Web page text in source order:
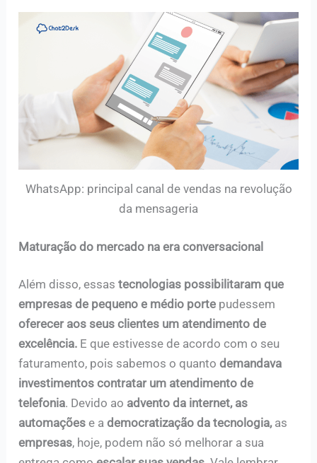
WhatsApp: principal canal de vendas na revolução
da mensageria
Maturação do mercado na era conversacional
Além disso, essastecnologias possibilitaram que
empresas de pequeno e médio porte pudessem
oferecer aos seus clientes um atendimento de
excelência. E que estivesse de acordo com o seu
faturamento, pois sabemos o quantodemandava
investimentos contratar um atendimento de
telefonia. Devido ao advento da internet, as
automações e ademocratização da tecnologia,as
empresas, hoje, podem não só melhorar a sua